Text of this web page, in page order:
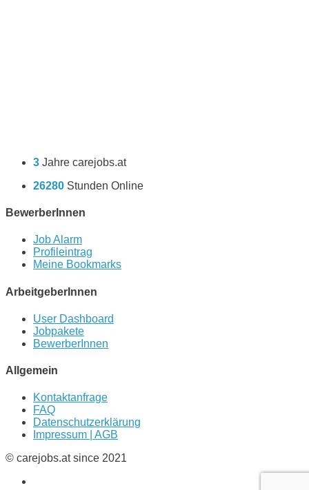
3 Jahre carejobs.at
26280 Stunden Online
BewerberInnen
Job Alarm
Profileintrag
Meine Bookmarks
ArbeitgeberInnen
User Dashboard
Jobpakete
BewerberInnen
Allgemein
Kontaktanfrage
FAQ
Datenschutzerklärung
Impressum | AGB
© carejobs.at since 2021